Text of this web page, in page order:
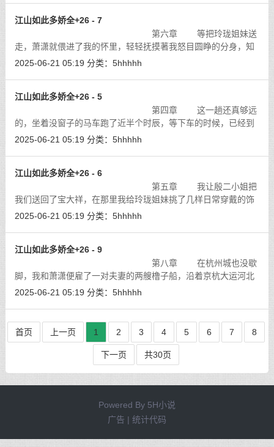
江山如此多娇全+26 - 7
第六章 等把玲珑姐妹送
走，萧潇就偎进了我的怀里，轻轻抚摸著我怒目圆睁的分身，知
道我已经被玲珑姐妹逗的欲火中烧，便腻声道：“主子，先洗洗好
2025-06-21 05:19 分类： 5hhhhh
江山如此多娇全+26 - 5
第四章 这一趟还真够远
的，坐着没窗子的马车跑了近半个时辰，等下车的时候，已经到
了一座宅院里面。[详细]
2025-06-21 05:19 分类： 5hhhhh
江山如此多娇全+26 - 6
第五章 我让殷二小姐把
我们送回了宝大祥，在那里我给玲珑姐妹挑了几样日常穿戴的饰
品，并把银票留在了柜台，老掌柜也按贵宾的优惠打了折扣，一
2025-06-21 05:19 分类： 5hhhhh
江山如此多娇全+26 - 9
第八章 在杭州城也没歇
脚，我和萧潇便雇了一对夫妻的两艘橹子船，沿着京杭大运河北
上，去苏州与玲珑姐妹会合。 [详细]
2025-06-21 05:19 分类： 5hhhhh
首页 上一页 1 2 3 4 5 6 7 8
下一页 共30页
Powered By 5H小说
广告 | 统计代码